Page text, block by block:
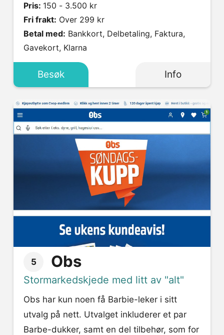
Pris: 150 - 3.500 kr
Fri frakt: Over 299 kr
Betal med:
Gavekort, Klarna
Besøk Info
5 Obs
Stormarkedskjede med litt av "alt"
Obs har kun noen få Barbie-leker i sitt
utvalg på nett. Utvalget inkluderer et par
Barbe-dukker, samt en del tilbehør, som for